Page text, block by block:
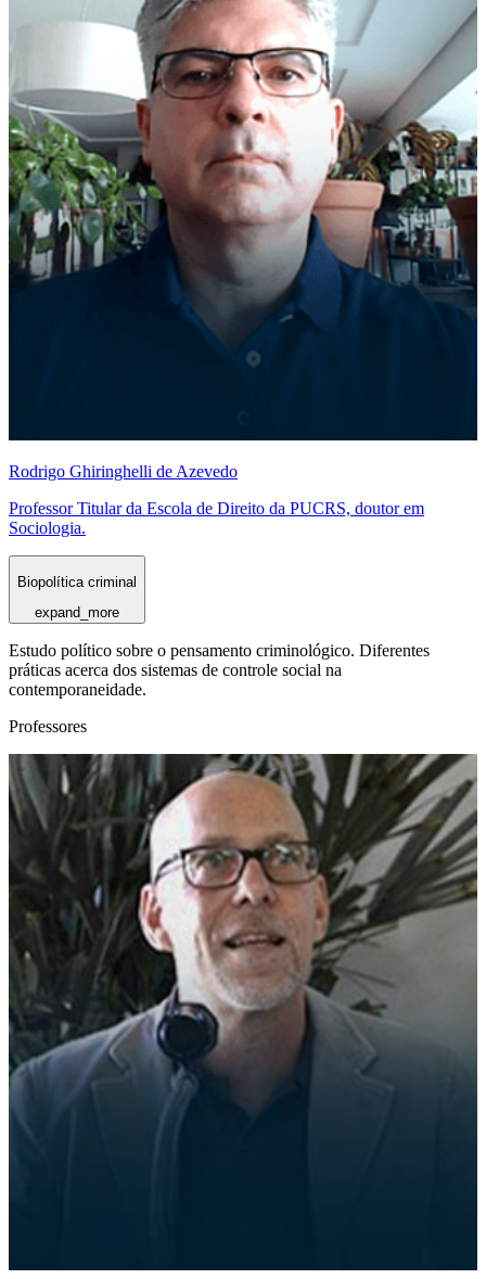
Rodrigo Ghiringhelli de Azevedo
Professor Titular da Escola de Direito da PUCRS, doutor em
Sociologia.
Biopolítica criminal
expand_more
Estudo político sobre o pensamento criminológico. Diferentes
práticas acerca dos sistemas de controle social na
contemporaneidade.
Professores